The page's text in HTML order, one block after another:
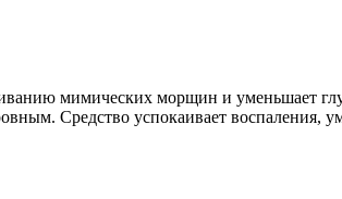
мимических морщин и уменьшает
Средство успокаивает воспаления,